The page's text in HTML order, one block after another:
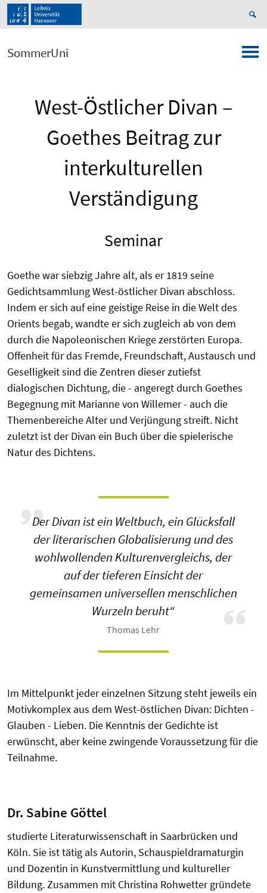
SommerUni
West-Östlicher Divan –
Goethes Beitrag zur
interkulturellen
Verständigung
Seminar
Goethe war siebzig Jahre alt, als er 1819 seine
Gedichtsammlung West-östlicher Divan abschloss.
Indem er sich auf eine geistige Reise in die Welt des
Orients begab, wandte er sich zugleich ab von dem
durch die Napoleonischen Kriege zerstörten Europa.
Offenheit für das Fremde, Freundschaft, Austausch und
Geselligkeit sind die Zentren dieser zutiefst
dialogischen Dichtung, die - angeregt durch Goethes
Begegnung mit Marianne von Willemer - auch die
Themenbereiche Alter und Verjüngung streift. Nicht
zuletzt ist der Divan ein Buch über die spielerische
Natur des Dichtens.
Der Divan ist ein Weltbuch, ein Glücksfall
der literarischen Globalisierung und des
wohlwollenden Kulturenvergleichs, der
auf der tieferen Einsicht der
gemeinsamen universellen menschlichen
Wurzeln beruht“
Thomas Lehr
Im Mittelpunkt jeder einzelnen Sitzung steht jeweils ein
Motivkomplex aus dem West-östlichen Divan: Dichten -
Glauben - Lieben. Die Kenntnis der Gedichte ist
erwünscht, aber keine zwingende Voraussetzung für die
Teilnahme.
Dr. Sabine Göttel
studierte Literaturwissenschaft in Saar­brücken und
Köln. Sie ist tätig als Autorin, Schauspieldramaturgin
und Dozentin in Kunstvermittlung und kultureller
Bildung. Zusammen mit Christina Rohwetter gründete